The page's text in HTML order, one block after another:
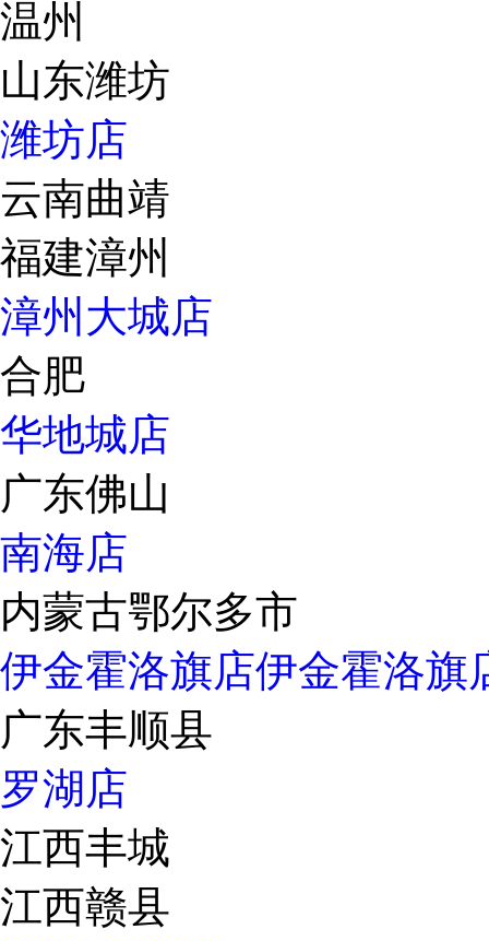
温州
山东潍坊
潍坊店
云南曲靖
福建漳州
漳州大城店
合肥
华地城店
广东佛山
南海店
内蒙古鄂尔多市
伊金霍洛旗店伊金霍洛旗
广东丰顺县
罗湖店
江西丰城
江西赣县